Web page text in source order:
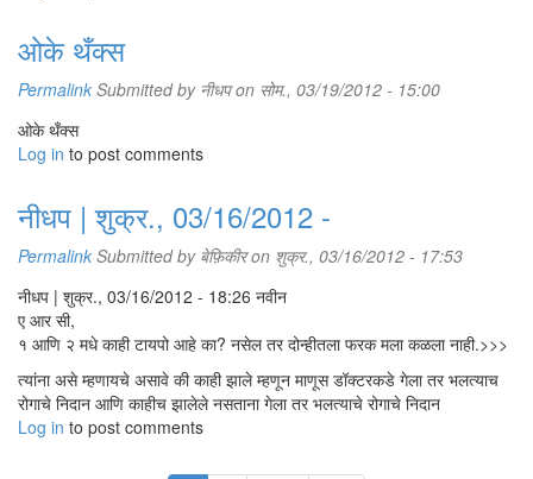
ओके थँक्स
Permalink Submitted by नीधपon सोम., 03/19/2012 - 15:00
ओके थँक्स
Log in to post comments
नीधप | शुक्र., 03/16/2012 -
Permalink Submitted by बेफ़िकीरon शुक्र., 03/16/2012 - 17:53
नीधप | शुक्र., 03/16/2012 - 18:26 नवीन
ए आर सी,
१ आणि २ मधे काही टायपो आहे का? नसेल तर दोन्हीतला फरक मला कळला नाही.>>>
त्यांना असे म्हणायचे असावे की काही झाले म्हणून माणूस डॉक्टरकडे गेला तर भलत्याच
रोगाचे निदान आणि काहीच झालेले नसताना गेला तर भलत्याचे रोगाचे निदान
Log in to post comments